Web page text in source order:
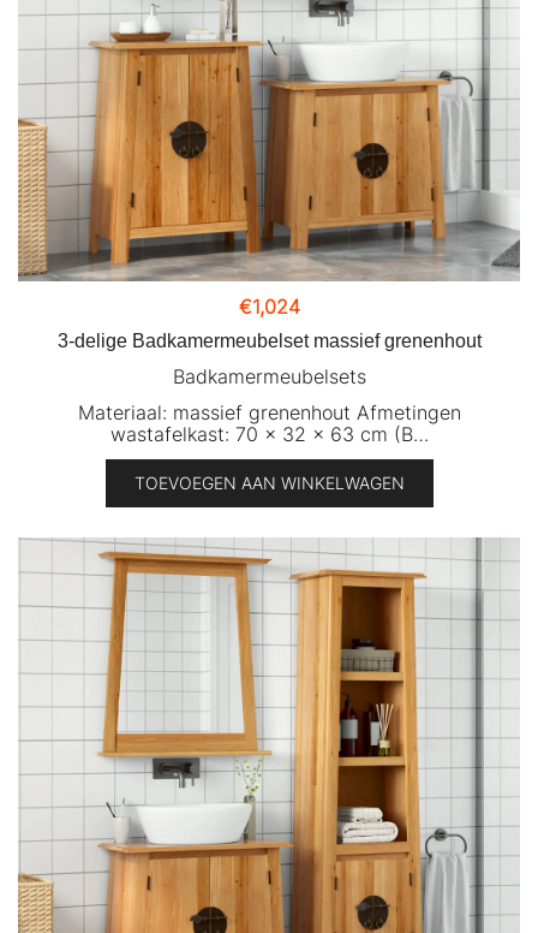
€1,024
3-delige Badkamermeubelset massief grenenhout
Badkamermeubelsets
Materiaal: massief grenenhout Afmetingen
wastafelkast: 70 x 32 x 63 cm (B…
TOEVOEGEN AAN WINKELWAGEN